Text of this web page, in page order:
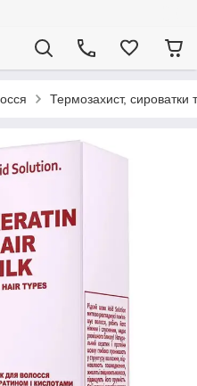
Термозахист, сироватки